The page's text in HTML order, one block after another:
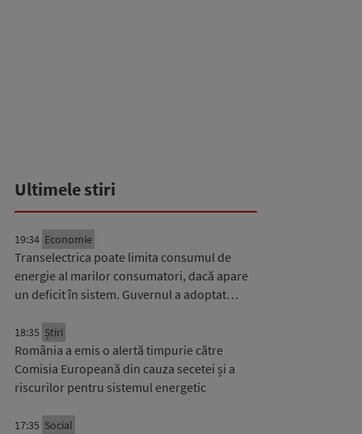
Ultimele stiri
19:34 Economie
Transelectrica poate limita consumul de
energie al marilor consumatori, dacă apare
un deficit în sistem. Guvernul a adoptat…
18:35 Știri
România a emis o alertă timpurie către
Comisia Europeană din cauza secetei și a
riscurilor pentru sistemul energetic
17:35 Social